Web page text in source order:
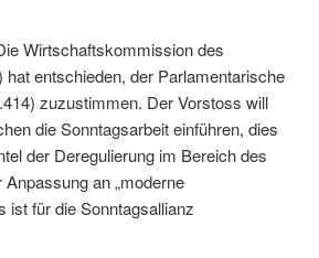
Wirtschaftskommission des
hat entschieden, der Parlamentarische
zuzustimmen. Der Vorstoss will
die Sonntagsarbeit einführen, dies
der Deregulierung im Bereich des
an „moderne
ist für die Sonntagsallianz